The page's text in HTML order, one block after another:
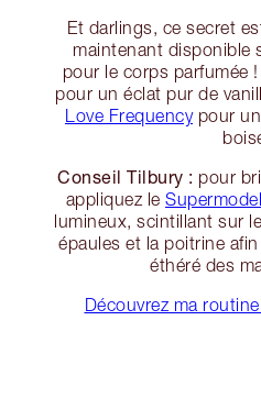
Et darlings, ce secret
maintenant disponible
pour le corps parfumée
pour un éclat pur de
Love Frequencypour un
Conseil Tilbury : pour
appliquez le
lumineux, scintillant sur
épaules et la poitrine
éthéré des
Découvrez ma